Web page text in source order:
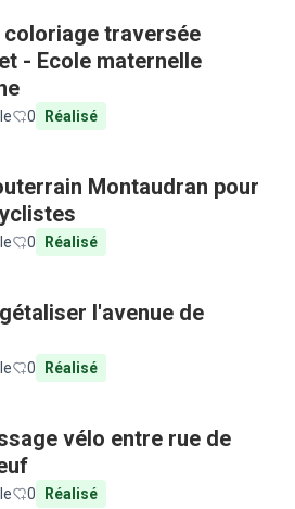
traversée
- Ecole maternelle
0 Réalisé
Montaudran pour
0 Réalisé
l'avenue de
0 Réalisé
vélo entre rue de
0 Réalisé